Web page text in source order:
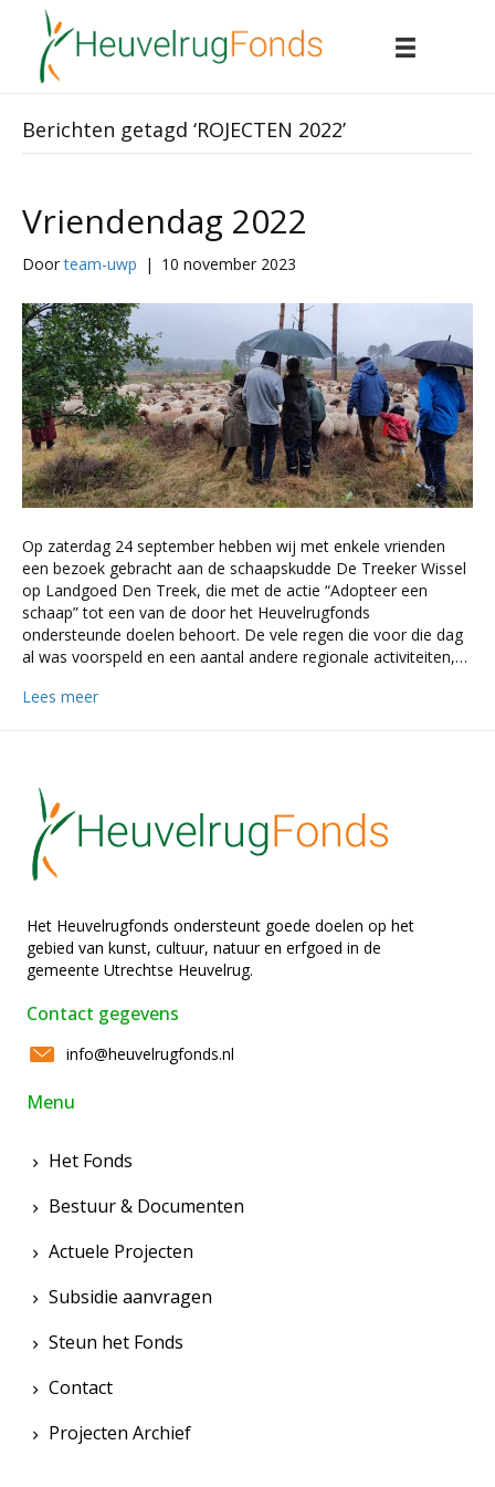
Berichten getagd ‘ROJECTEN 2022’
Vriendendag 2022
Doorteam-uwp | 10 november 2023
Op zaterdag 24 september hebben wij met enkele vrienden
een bezoek gebracht aan de schaapskudde De Treeker Wissel
op Landgoed Den Treek, die met de actie “Adopteer een
schaap” tot een van de door het Heuvelrugfonds
ondersteunde doelen behoort. De vele regen die voor die dag
al was voorspeld en een aantal andere regionale activiteiten,…
Lees meer
Het Heuvelrugfonds ondersteunt goede doelen op het
gebied van kunst, cultuur, natuur en erfgoed in de
gemeente Utrechtse Heuvelrug.
Contact gegevens
info@heuvelrugfonds.nl
Menu
Het Fonds
Bestuur & Documenten
Actuele Projecten
Subsidie aanvragen
Steun het Fonds
Contact
Projecten Archief